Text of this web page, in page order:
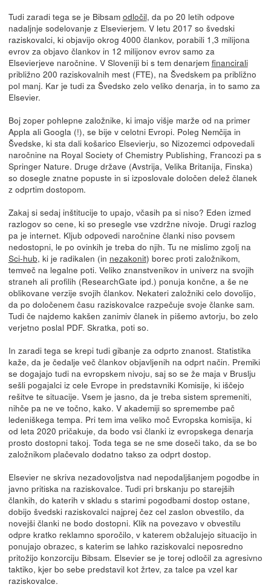
Tudi zaradi tega se je Bibsam odločil, da po 20 letih odpove
nadaljnje sodelovanje z Elsevierjem. V letu 2017 so švedski
raziskovalci, ki objavijo okrog 4000 člankov, porabili 1,3 milijona
evrov za objavo člankov in 12 milijonov evrov samo za
Elsevierjeve naročnine. V Sloveniji bi s tem denarjem financirali
približno 200 raziskovalnih mest (FTE), na Švedskem pa približno
pol manj. Kar je tudi za Švedsko zelo veliko denarja, in to samo za
Elsevier.
Boj zoper pohlepne založnike, ki imajo višje marže od na primer
Appla ali Googla (!), se bije v celotni Evropi. Poleg Nemčija in
Švedske, ki sta dali košarico Elsevierju, so Nizozemci odpovedali
naročnine na Royal Society of Chemistry Publishing, Francozi pa s
Springer Nature. Druge države (Avstrija, Velika Britanija, Finska)
so dosegle znatne popuste in si izposlovale določen delež članek
z odprtim dostopom.
Zakaj si sedaj inštitucije to upajo, včasih pa si niso? Eden izmed
razlogov so cene, ki so presegle vse vzdržne nivoje. Drugi razlog
pa je internet. Kljub odpovedi naročnine članki niso povsem
nedostopni, le po ovinkih je treba do njih. Tu ne mislimo zgolj na
Sci-hub, ki je radikalen (in nezakonit) borec proti založnikom,
temveč na legalne poti. Veliko znanstvenikov in univerz na svojih
straneh ali profilih (ResearchGate ipd.) ponuja končne, a še ne
oblikovane verzije svojih člankov. Nekateri založniki celo dovolijo,
da po določenem času raziskovalce razpečuje svoje članke sam.
Tudi če najdemo kakšen zanimiv članek in pišemo avtorju, bo zelo
verjetno poslal PDF. Skratka, poti so.
In zaradi tega se krepi tudi gibanje za odprto znanost. Statistika
kaže, da je čedalje več člankov objavljenih na odprt način. Premiki
se dogajajo tudi na evropskem nivoju, saj so se že maja v Bruslju
sešli pogajalci iz cele Evrope in predstavniki Komisije, ki iščejo
rešitve te situacije. Vsem je jasno, da je treba sistem spremeniti,
nihče pa ne ve točno, kako. V akademiji so spremembe pač
ledeniškega tempa. Pri tem ima veliko moč Evropska komisija, ki
od leta 2020 pričakuje, da bodo vsi članki iz evropskega denarja
prosto dostopni takoj. Toda tega se ne sme doseči tako, da se bo
založnikom plačevalo dodatno takso za odprt dostop.
Elsevier ne skriva nezadovoljstva nad nepodaljšanjem pogodbe in
javno pritiska na raziskovalce. Tudi pri brskanju po starejših
člankih, do katerih v skladu s starimi pogodbami dostop ostane,
dobijo švedski raziskovalci najprej čez cel zaslon obvestilo, da
novejši članki ne bodo dostopni. Klik na povezavo v obvestilu
odpre kratko reklamno sporočilo, v katerem obžalujejo situacijo in
ponujajo obrazec, s katerim se lahko raziskovalci neposredno
pritožijo konzorciju Bibsam. Elsevier se je torej odločil za agresivno
taktiko, kjer bo sebe predstavil kot žrtev, za talce pa vzel kar
raziskovalce.